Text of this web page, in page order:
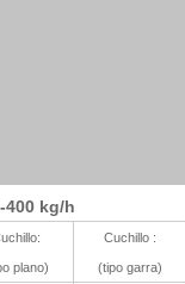
400 kg/h
plano)
Cuchillo :
(tipo garra)